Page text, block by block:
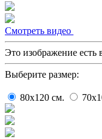
Cмотреть видео
Это изображение есть
Выберите размер:
80x120 cм.